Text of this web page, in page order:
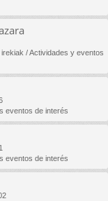
/ Actividades y eventos
eventos de interés
eventos de interés